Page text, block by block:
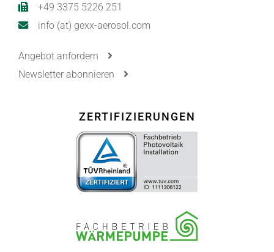
+49 3375 5226 251
info (at) gexx-aerosol.com
Angebot anfordern
Newsletter abonnieren
ZERTIFIZIERUNGEN